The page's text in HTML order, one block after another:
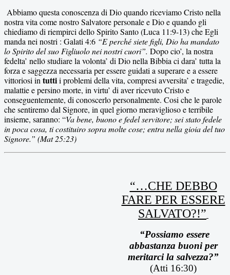
Abbiamo questa conoscenza di Dio quando riceviamo Cristo nella
nostra vita come nostro Salvatore personale e Dio e quando gli
chiediamo di riempirci dello Spirito Santo (Luca 11:9-13) che Egli
manda nei nostri : Galati 4:6 “E perché siete figli, Dio ha mandato
lo Spirito del suo Figliuolo nei nostri cuori”. Dopo cio’, la nostra
fedelta’ nello studiare la volonta’ di Dio nella Bibbia ci dara’ tutta la
forza e saggezza necessaria per essere guidati a superare e a essere
vittoriosi in tuttii problemi della vita, compresi avversita’ e tragedie,
malattie e persino morte, in virtu’ di aver ricevuto Cristo e
conseguentemente, di conoscerlo personalmente. Cosi che le parole
che sentiremo dal Signore, in quel giorno meraviglioso e terribile
insieme, saranno: “Va bene, buono e fedel servitore; sei stato fedele
in poca cosa, ti costituiro sopra molte cose; entra nella gioia del tuo
Signore.” (Mat 25:23)
“…CHE DEBBO
FARE PER ESSERE
SALVATO?!”
“Possiamo essere
abbastanza buoni per
meritarci la salvezza?”
(Atti 16:30)